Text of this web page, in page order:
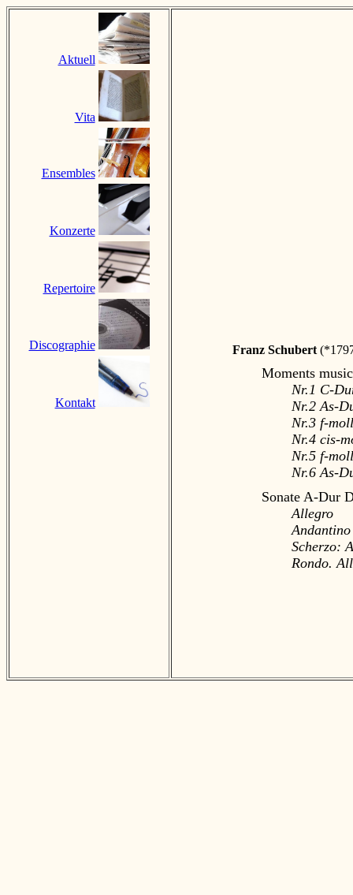
Aktuell
Vita
Ensembles
Konzerte
Repertoire
Discographie
Kontakt
Franz Schubert
Moments
Nr.1 C-
Nr.2 As-
Nr.3 f-
Nr.4 cis-
Nr.5 f-
Nr.6 As-
Sonate A-Dur
Allegro
Andantino
Scherzo:
Rondo.